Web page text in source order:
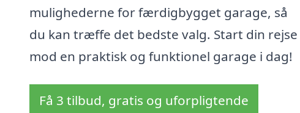
mulighederne for færdigbygget garage, så
du kan træffe det bedste valg. Start din rejse
mod en praktisk og funktionel garage i dag!
Få 3 tilbud, gratis og uforpligtende